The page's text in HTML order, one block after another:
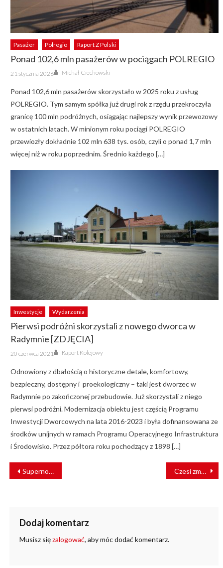
Pasażer Polregio Raport Z Polski
Ponad 102,6 mln pasażerów w pociągach POLREGIO
Posted
on
21 stycznia 2026 Author
Michał Ciechowski
Ponad 102,6 mln pasażerów skorzystało w 2025 roku z usług
POLREGIO. Tym samym spółka już drugi rok z rzędu przekroczyła
granicę 100 mln podróżnych, osiągając najlepszy wynik przewozowy
w ostatnich latach. W minionym roku pociągi POLREGIO
przewiozły dokładnie 102 mln 638 tys. osób, czyli o ponad 1,7 mln
więcej niż w roku poprzednim. Średnio każdego […]
Inwestycje Wydarzenia
Pierwsi podróżni skorzystali z nowego dworca w
Radymnie [ZDJĘCIA]
Posted
on
20 czerwca 2021 Author
Raport Kolejowy
Odnowiony z dbałością o historyczne detale, komfortowy,
bezpieczny, dostępny i proekologiczny – taki jest dworzec w
Radymnie po zakończonej przebudowie. Już skorzystali z niego
pierwsi podróżni. Modernizacja obiektu jest częścią Programu
Inwestycji Dworcowych na lata 2016-2023 i była dofinansowana ze
środków unijnych w ramach Programu Operacyjnego Infrastruktura
i Środowisko. Przez półtora roku pochodzący z 1898 […]
NAWIGACJA
WPISU
Supernowoczesny dworzec kolejowy w Mielcu Czesi zmodernizują ważną linię kolejową do granicy z Austrią. Będzie elektryfikacja
Dodaj komentarz
Musisz sięzalogować, aby móc dodać komentarz.